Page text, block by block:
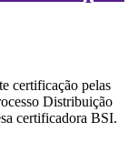
certificação pelas
Distribuição
certificadora BSI.